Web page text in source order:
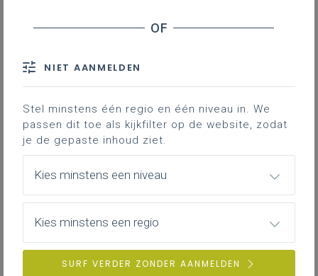
NIET AANMELDEN
Stel minstens één regio en één niveau in. We
passen dit toe als kijkfilter op de website, zodat
je de gepaste inhoud ziet.
Kies minstens een niveau
Kies minstens een regio
SURF VERDER ZONDER AANMELDEN